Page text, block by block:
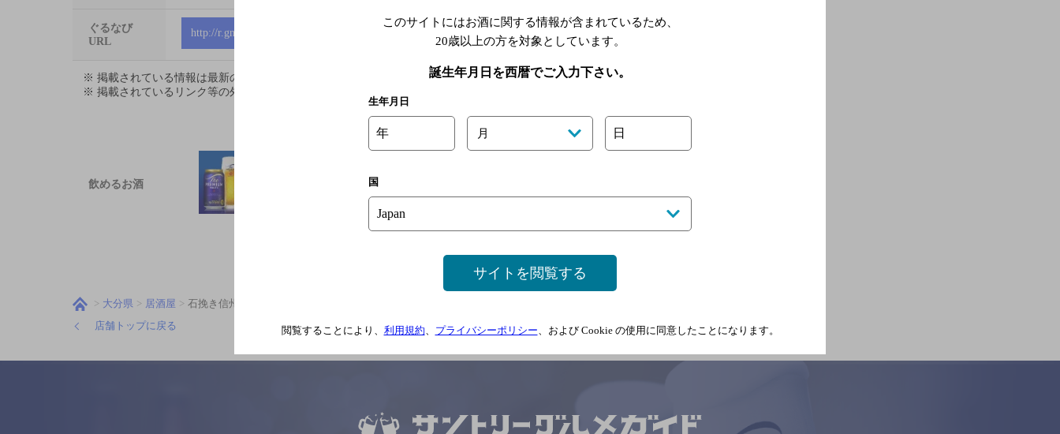
ぐるなび
URL
http://r.gnavi.co.jp/8hpvvuma0000 オリジナルサイト
※ 掲載されている情報は最新の内容と異なる場合があります。詳しくはお店にお問い合わせください。
※ 掲載されているリンク等の外部コンテンツはお客様のご判断でご利用ください。
[情報提供：ぐるなび]
飲めるお酒
大分県 居酒屋
石挽き信州そば&和ダイニングＷＡＳＡＢＩ
店舗トップに戻る
このサイトにはお酒に関する情報が含まれているため、
20歳以上の方を対象としています。
誕生年月日を西暦でご入力下さい。
生年月日
年 月 日
国
サイトを閲覧する
閲覧することにより、 利用規約 プライバシーポリシー 、および Cookie の使用に同意したことになります。